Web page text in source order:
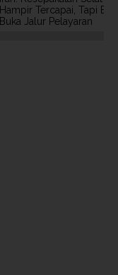
Hampir Tercapai, Tapi
Buka Jalur Pelayaran